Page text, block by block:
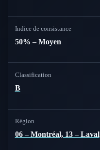
Indice de consistance
50% – Moyen
Classification
B
Région
06 – Montréal, 13 – Laval